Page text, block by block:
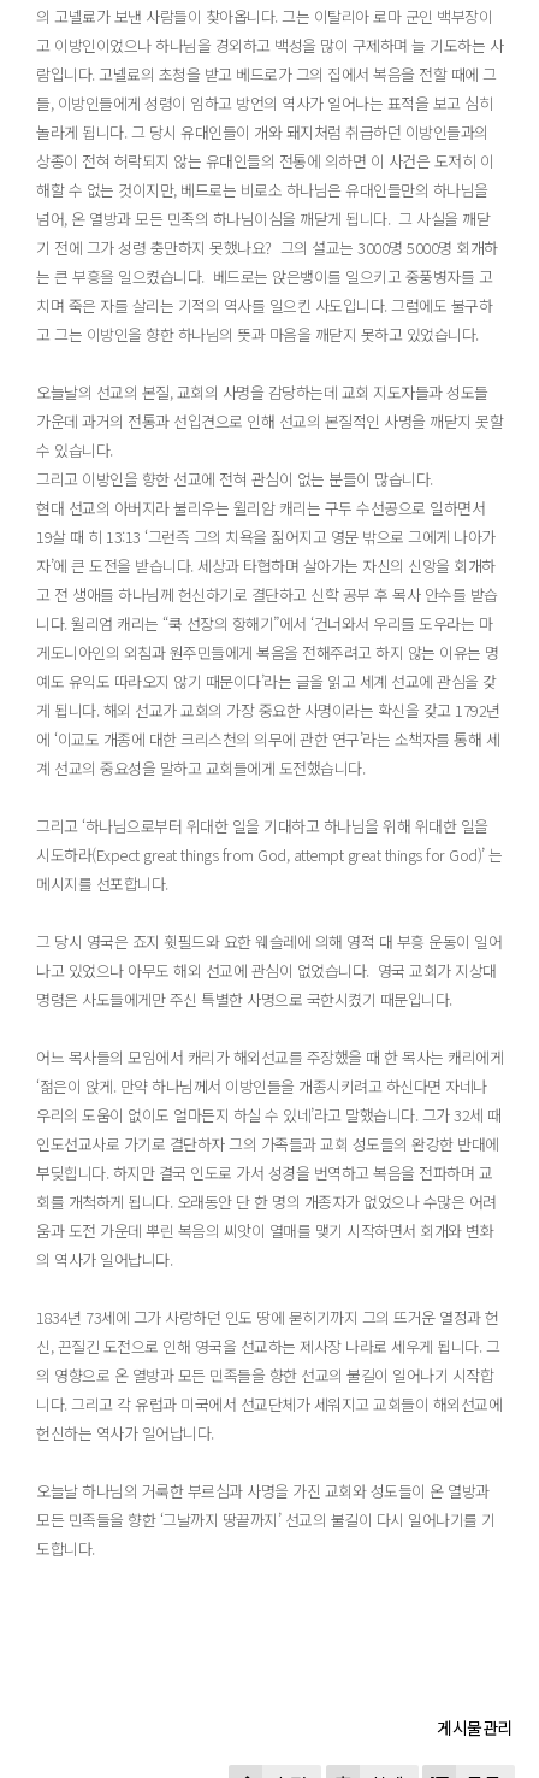
의 고넬료가 보낸 사람들이 찾아옵니다. 그는 이탈리아 로마 군인 백부장이
고 이방인이었으나 하나님을 경외하고 백성을 많이 구제하며 늘 기도하는 사
람입니다. 고넬료의 초청을 받고 베드로가 그의 집에서 복음을 전할 때에 그
들, 이방인들에게 성령이 임하고 방언의 역사가 일어나는 표적을 보고 심히
놀라게 됩니다. 그 당시 유대인들이 개와 돼지처럼 취급하던 이방인들과의
상종이 전혀 허락되지 않는 유대인들의 전통에 의하면 이 사건은 도저히 이
해할 수 없는 것이지만, 베드로는 비로소 하나님은 유대인들만의 하나님을
넘어, 온 열방과 모든 민족의 하나님이심을 깨닫게 됩니다. 그 사실을 깨닫
기 전에 그가 성령 충만하지 못했나요? 그의 설교는 3000명 5000명 회개하
는 큰 부흥을 일으켰습니다. 베드로는 앉은뱅이를 일으키고 중풍병자를 고
치며 죽은 자를 살리는 기적의 역사를 일으킨 사도입니다. 그럼에도 불구하
고 그는 이방인을 향한 하나님의 뜻과 마음을 깨닫지 못하고 있었습니다.
오늘날의 선교의 본질, 교회의 사명을 감당하는데 교회 지도자들과 성도들
가운데 과거의 전통과 선입견으로 인해 선교의 본질적인 사명을 깨닫지 못할
수 있습니다.
그리고 이방인을 향한 선교에 전혀 관심이 없는 분들이 많습니다.
현대 선교의 아버지라 불리우는 윌리암 캐리는 구두 수선공으로 일하면서
19살 때 히 13:13 ‘그런즉 그의 치욕을 짊어지고 영문 밖으로 그에게 나아가
자’에 큰 도전을 받습니다. 세상과 타협하며 살아가는 자신의 신앙을 회개하
고 전 생애를 하나님께 헌신하기로 결단하고 신학 공부 후 목사 안수를 받습
니다. 윌리엄 캐리는 “쿡 선장의 항해기”에서 ‘건너와서 우리를 도우라는 마
게도니아인의 외침과 원주민들에게 복음을 전해주려고 하지 않는 이유는 명
예도 유익도 따라오지 않기 때문이다’라는 글을 읽고 세계 선교에 관심을 갖
게 됩니다. 해외 선교가 교회의 가장 중요한 사명이라는 확신을 갖고 1792년
에 ‘이교도 개종에 대한 크리스천의 의무에 관한 연구’라는 소책자를 통해 세
계 선교의 중요성을 말하고 교회들에게 도전했습니다.
그리고 ‘하나님으로부터 위대한 일을 기대하고 하나님을 위해 위대한 일을
시도하라(Expect great things from God, attempt great things for God)’ 는
메시지를 선포합니다.
그 당시 영국은 죠지 휫필드와 요한 웨슬레에 의해 영적 대 부흥 운동이 일어
나고 있었으나 아무도 해외 선교에 관심이 없었습니다. 영국 교회가 지상대
명령은 사도들에게만 주신 특별한 사명으로 국한시켰기 때문입니다.
어느 목사들의 모임에서 캐리가 해외선교를 주장했을 때 한 목사는 캐리에게
‘젊은이 앉게. 만약 하나님께서 이방인들을 개종시키려고 하신다면 자네나
우리의 도움이 없이도 얼마든지 하실 수 있네’라고 말했습니다. 그가 32세 때
인도선교사로 가기로 결단하자 그의 가족들과 교회 성도들의 완강한 반대에
부딪힙니다. 하지만 결국 인도로 가서 성경을 번역하고 복음을 전파하며 교
회를 개척하게 됩니다. 오래동안 단 한 명의 개종자가 없었으나 수많은 어려
움과 도전 가운데 뿌린 복음의 씨앗이 열매를 맺기 시작하면서 회개와 변화
의 역사가 일어납니다.
1834년 73세에 그가 사랑하던 인도 땅에 묻히기까지 그의 뜨거운 열정과 헌
신, 끈질긴 도전으로 인해 영국을 선교하는 제사장 나라로 세우게 됩니다. 그
의 영향으로 온 열방과 모든 민족들을 향한 선교의 불길이 일어나기 시작합
니다. 그리고 각 유럽과 미국에서 선교단체가 세워지고 교회들이 해외선교에
헌신하는 역사가 일어납니다.
오늘날 하나님의 거룩한 부르심과 사명을 가진 교회와 성도들이 온 열방과
모든 민족들을 향한 ‘그날까지 땅끝까지’ 선교의 불길이 다시 일어나기를 기
도합니다.